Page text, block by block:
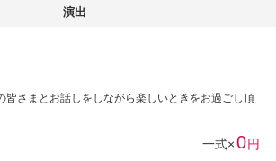
演出
皆さまとお話しをしながら楽しいときをお過ごし頂
一式×0円